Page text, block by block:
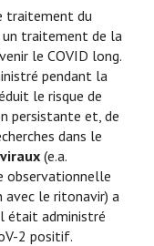
traitement du
un traitement de la
le COVID long.
pendant la
le risque de
persistante et, de
dans le
(e.a.
observationnelle
avec le ritonavir) a
était administré
2 positif.